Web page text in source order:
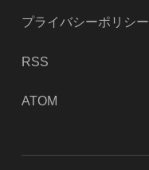
プライバシーポリシー
RSS
ATOM